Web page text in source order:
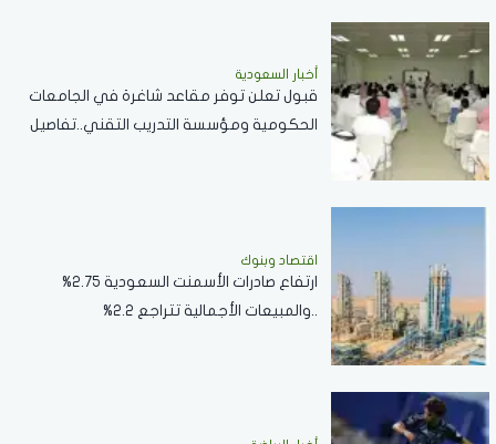
أخبار السعودية
قبول تعلن توفر مقاعد شاغرة في الجامعات
الحكومية ومؤسسة التدريب التقني..تفاصيل
اقتصاد وبنوك
ارتفاع صادرات الأسمنت السعودية 2.75%
..والمبيعات الأجمالية تتراجع 2.2%